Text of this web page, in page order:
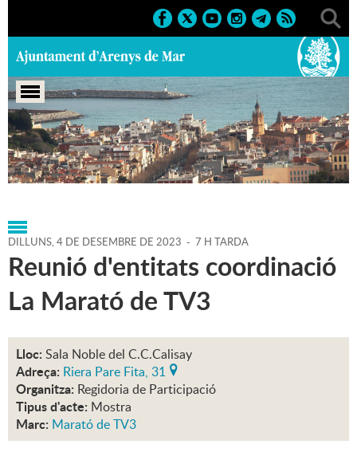
Portada > Agenda > 04-12-
2023 > Marcs > Culturals > 2023 > Marató de TV3
DILLUNS,4 DE DESEMBRE DE 2023 - 7 H TARDA
Reunió d'entitats coordinació
La Marató de TV3
Lloc: Sala Noble del C.C.Calisay
Adreça: Riera Pare Fita, 31
Organitza: Regidoria de Participació
Tipus d'acte: Mostra
Marc: Marató de TV3